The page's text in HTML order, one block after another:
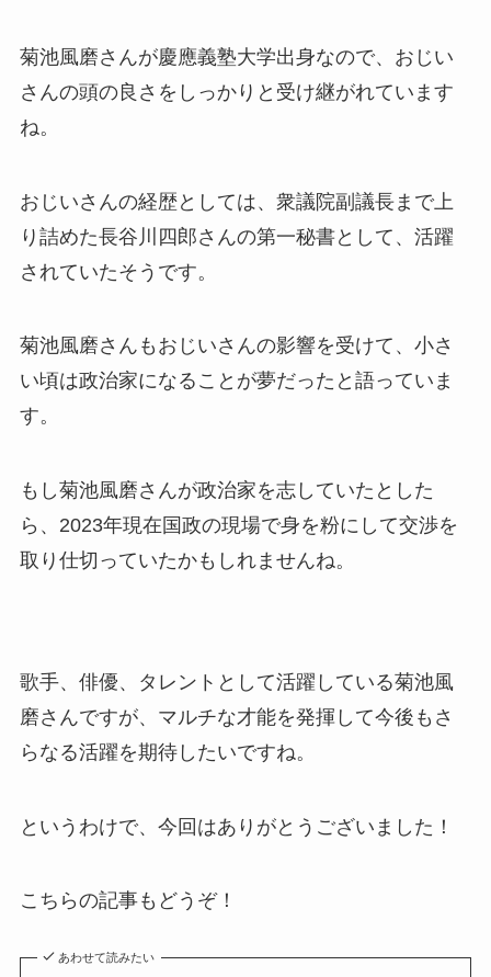
菊池風磨さんが慶應義塾大学出身なので、おじい
さんの頭の良さをしっかりと受け継がれています
ね。
おじいさんの経歴としては、衆議院副議長まで上
り詰めた長谷川四郎さんの第一秘書として、活躍
されていたそうです。
菊池風磨さんもおじいさんの影響を受けて、小さ
い頃は政治家になることが夢だったと語っていま
す。
もし菊池風磨さんが政治家を志していたとした
ら、2023年現在国政の現場で身を粉にして交渉を
取り仕切っていたかもしれませんね。
歌手、俳優、タレントとして活躍している菊池風
磨さんですが、マルチな才能を発揮して今後もさ
らなる活躍を期待したいですね。
というわけで、今回はありがとうございました！
こちらの記事もどうぞ！
あわせて読みたい